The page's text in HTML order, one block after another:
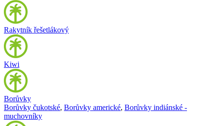
Rakytník řešetlákový
Kiwi
Borůvky
Borůvky čukotské, Borůvky americké, Borůvky indiánské -
muchovníky